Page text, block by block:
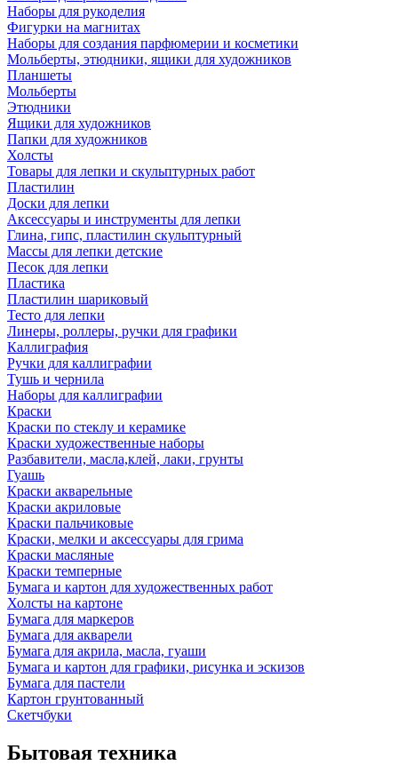
Наборы для рукоделия
Фигурки на магнитах
Наборы для создания парфюмерии и косметики
Мольберты, этюдники, ящики для художников
Планшеты
Мольберты
Этюдники
Ящики для художников
Папки для художников
Холсты
Товары для лепки и скульптурных работ
Пластилин
Доски для лепки
Аксессуары и инструменты для лепки
Глина, гипс, пластилин скульптурный
Массы для лепки детские
Песок для лепки
Пластика
Пластилин шариковый
Тесто для лепки
Линеры, роллеры, ручки для графики
Каллиграфия
Ручки для каллиграфии
Тушь и чернила
Наборы для каллиграфии
Краски
Краски по стеклу и керамике
Краски художественные наборы
Разбавители, масла,клей, лаки, грунты
Гуашь
Краски акварельные
Краски акриловые
Краски пальчиковые
Краски, мелки и аксессуары для грима
Краски масляные
Краски темперные
Бумага и картон для художественных работ
Холсты на картоне
Бумага для маркеров
Бумага для акварели
Бумага для акрила, масла, гуаши
Бумага и картон для графики, рисунка и эскизов
Бумага для пастели
Картон грунтованный
Скетчбуки
Бытовая техника